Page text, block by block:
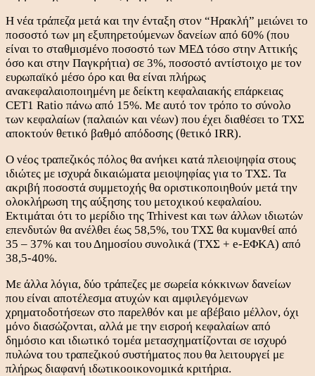
Η νέα τράπεζα μετά και την ένταξη στον “Ηρακλή” μειώνει το
ποσοστό των μη εξυπηρετούμενων δανείων από 60% (που
είναι το σταθμισμένο ποσοστό των ΜΕΔ τόσο στην Αττικής
όσο και στην Παγκρήτια) σε 3%, ποσοστό αντίστοιχο με τον
ευρωπαϊκό μέσο όρο και θα είναι πλήρως
ανακεφαλαιοποιημένη με δείκτη κεφαλαιακής επάρκειας
CET1 Ratio πάνω από 15%. Με αυτό τον τρόπο το σύνολο
των κεφαλαίων (παλαιών και νέων) που έχει διαθέσει το ΤΧΣ
αποκτούν θετικό βαθμό απόδοσης (θετικό IRR).
Ο νέος τραπεζικός πόλος θα ανήκει κατά πλειοψηφία στους
ιδιώτες με ισχυρά δικαιώματα μειοψηφίας για το ΤΧΣ. Τα
ακριβή ποσοστά συμμετοχής θα οριστικοποιηθούν μετά την
ολοκλήρωση της αύξησης του μετοχικού κεφαλαίου.
Εκτιμάται ότι το μερίδιο της Trhivest και των άλλων ιδιωτών
επενδυτών θα ανέλθει έως 58,5%, του ΤΧΣ θα κυμανθεί από
35 – 37% και του Δημοσίου συνολικά (ΤΧΣ + e-ΕΦΚΑ) από
38,5-40%.
Με άλλα λόγια, δύο τράπεζες με σωρεία κόκκινων δανείων
που είναι αποτέλεσμα ατυχών και αμφιλεγόμενων
χρηματοδοτήσεων στο παρελθόν και με αβέβαιο μέλλον, όχι
μόνο διασώζονται, αλλά με την εισροή κεφαλαίων από
δημόσιο και ιδιωτικό τομέα μετασχηματίζονται σε ισχυρό
πυλώνα του τραπεζικού συστήματος που θα λειτουργεί με
πλήρως διαφανή ιδωτικοοικονομικά κριτήρια.